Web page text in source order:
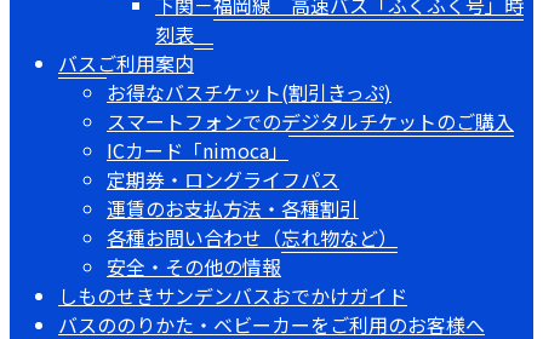
刻表
バスご利用案内
お得なバスチケット(割引きっぷ)
スマートフォンでのデジタルチケットのご購入
ICカード「nimoca」
定期券・ロングライフパス
運賃のお支払方法・各種割引
各種お問い合わせ（忘れ物など）
安全・その他の情報
しものせきサンデンバスおでかけガイド
バスののりかた・ベビーカーをご利用のお客様へ